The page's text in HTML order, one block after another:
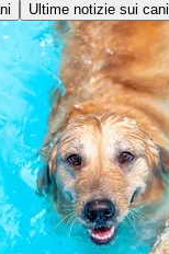
Ultime notizie sui cani